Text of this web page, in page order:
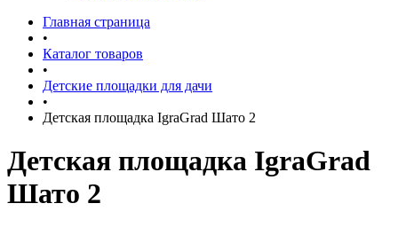
Главная страница
•
Каталог товаров
•
Детские площадки для дачи
•
Детская площадка IgraGrad Шато 2
Детская площадка IgraGrad
Шато 2